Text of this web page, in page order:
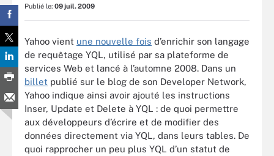
Publié le: 09 juil. 2009
Yahoo vient une nouvelle fois d’enrichir son langage
de requêtage YQL, utilisé par sa plateforme de
services Web et lancé à l’automne 2008. Dans un
billet publié sur le blog de son Developer Network,
Yahoo indique ainsi avoir ajouté les instructions
Inser, Update et Delete à YQL : de quoi permettre
aux développeurs d’écrire et de modifier des
données directement via YQL, dans leurs tables. De
quoi rapprocher un peu plus YQL d’un statut de